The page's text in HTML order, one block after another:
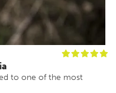
to one of the most